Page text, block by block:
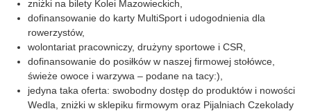
zniżki na bilety Kolei Mazowieckich,
dofinansowanie do karty MultiSport i udogodnienia dla
rowerzystów,
wolontariat pracowniczy, drużyny sportowe i CSR,
dofinansowanie do posiłków w naszej firmowej stołówce,
świeże owoce i warzywa – podane na tacy:),
jedyna taka oferta: swobodny dostęp do produktów i nowości
Wedla, zniżki w sklepiku firmowym oraz Pijalniach Czekolady